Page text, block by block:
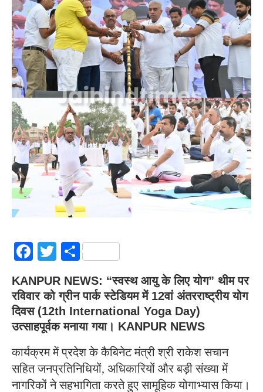
Facebook
Twitter
Share
KANPUR NEWS: “स्वस्थ आयु के लिए योग” थीम पर
रविवार को ग्रीन पार्क स्टेडियम में 12वां अंतरराष्ट्रीय योग
दिवस (12th International Yoga Day)
उत्साहपूर्वक मनाया गया। KANPUR NEWS
कार्यक्रम में प्रदेश के कैबिनेट मंत्री श्री राकेश सचान
सहित जनप्रतिनिधियों, अधिकारियों और बड़ी संख्या में
नागरिकों ने सहभागिता करते हुए सामूहिक योगाभ्यास किया।